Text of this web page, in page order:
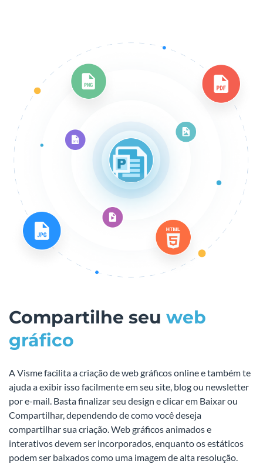
Compartilhe seu web
gráfico
A Visme facilita a criação de web gráficos online e também te
ajuda a exibir isso facilmente em seu site, blog ou newsletter
por e-mail. Basta finalizar seu design e clicar em Baixar ou
Compartilhar, dependendo de como você deseja
compartilhar sua criação. Web gráficos animados e
interativos devem ser incorporados, enquanto os estáticos
podem ser baixados como uma imagem de alta resolução.